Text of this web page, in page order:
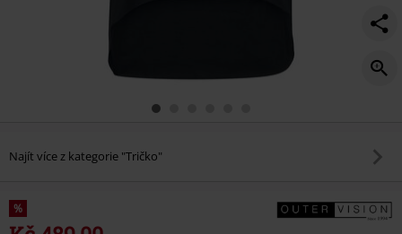
Najít více z kategorie "Tričko"
%